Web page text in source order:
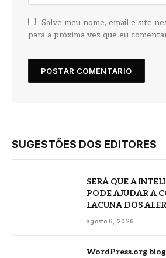
Salve meu nome, email e site
para a próxima vez que eu
SUGESTÕES DOS EDITORES
SERÁ QUE A
PODE AJUDAR A
LACUNA DOS
agosto 6, 2026
WordPress.org